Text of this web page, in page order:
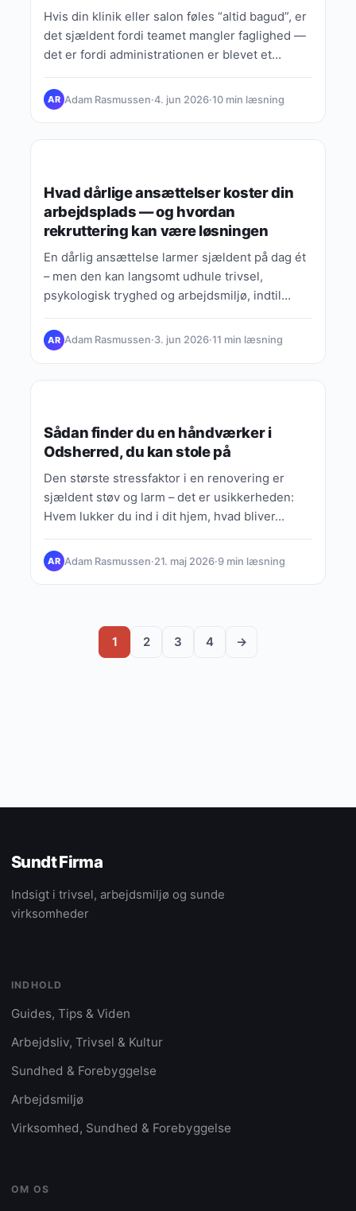
Hvis din klinik eller salon føles “altid bagud”, er
det sjældent fordi teamet mangler faglighed —
det er fordi administrationen er blevet et
AR Adam Rasmussen·4. jun 2026·10 min læsning
Hvad dårlige ansættelser koster din
arbejdsplads — og hvordan
rekruttering kan være løsningen
En dårlig ansættelse larmer sjældent på dag ét
– men den kan langsomt udhule trivsel,
psykologisk tryghed og arbejdsmiljø, indtil
AR Adam Rasmussen·3. jun 2026·11 min læsning
Sådan finder du en håndværker i
Odsherred, du kan stole på
Den største stressfaktor i en renovering er
sjældent støv og larm – det er usikkerheden:
Hvem lukker du ind i dit hjem, hvad bliver…
AR Adam Rasmussen·21. maj 2026·9 min læsning
1 2 3 4 →
Sundt Firma
Indsigt i trivsel, arbejdsmiljø og sunde
virksomheder
INDHOLD
Guides, Tips & Viden
Arbejdsliv, Trivsel & Kultur
Sundhed & Forebyggelse
Arbejdsmiljø
Virksomhed, Sundhed & Forebyggelse
OM OS